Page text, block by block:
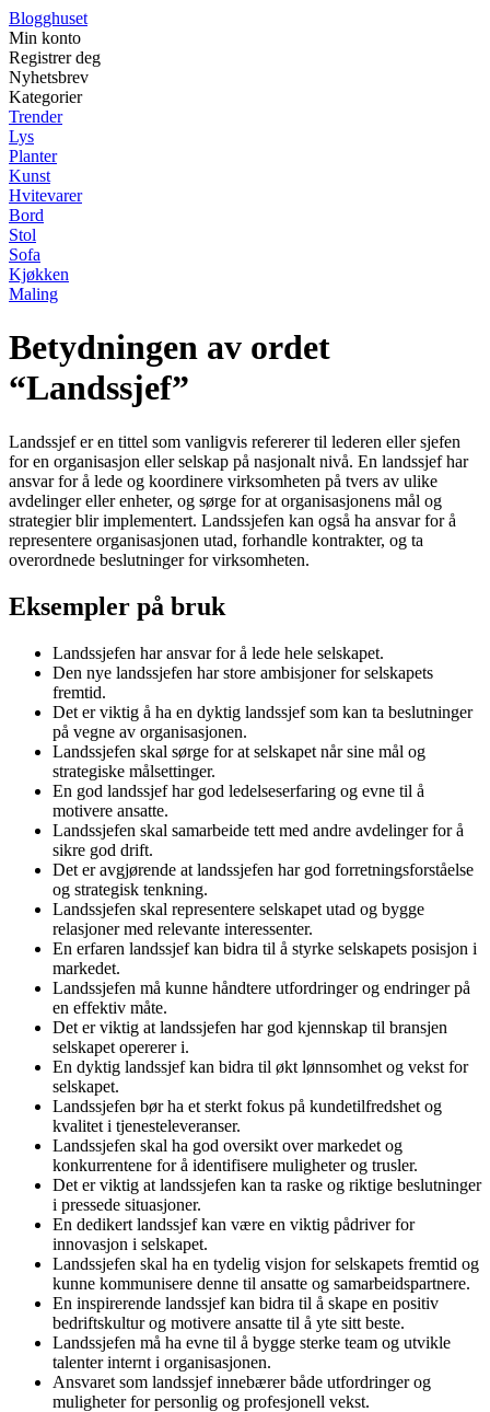
Blogghuset
Min konto
Registrer deg
Nyhetsbrev
Kategorier
Trender
Lys
Planter
Kunst
Hvitevarer
Bord
Stol
Sofa
Kjøkken
Maling
Betydningen av ordet
“Landssjef”
Landssjef er en tittel som vanligvis refererer til lederen eller sjefen
for en organisasjon eller selskap på nasjonalt nivå. En landssjef har
ansvar for å lede og koordinere virksomheten på tvers av ulike
avdelinger eller enheter, og sørge for at organisasjonens mål og
strategier blir implementert. Landssjefen kan også ha ansvar for å
representere organisasjonen utad, forhandle kontrakter, og ta
overordnede beslutninger for virksomheten.
Eksempler på bruk
Landssjefen har ansvar for å lede hele selskapet.
Den nye landssjefen har store ambisjoner for selskapets
fremtid.
Det er viktig å ha en dyktig landssjef som kan ta beslutninger
på vegne av organisasjonen.
Landssjefen skal sørge for at selskapet når sine mål og
strategiske målsettinger.
En god landssjef har god ledelseserfaring og evne til å
motivere ansatte.
Landssjefen skal samarbeide tett med andre avdelinger for å
sikre god drift.
Det er avgjørende at landssjefen har god forretningsforståelse
og strategisk tenkning.
Landssjefen skal representere selskapet utad og bygge
relasjoner med relevante interessenter.
En erfaren landssjef kan bidra til å styrke selskapets posisjon i
markedet.
Landssjefen må kunne håndtere utfordringer og endringer på
en effektiv måte.
Det er viktig at landssjefen har god kjennskap til bransjen
selskapet opererer i.
En dyktig landssjef kan bidra til økt lønnsomhet og vekst for
selskapet.
Landssjefen bør ha et sterkt fokus på kundetilfredshet og
kvalitet i tjenesteleveranser.
Landssjefen skal ha god oversikt over markedet og
konkurrentene for å identifisere muligheter og trusler.
Det er viktig at landssjefen kan ta raske og riktige beslutninger
i pressede situasjoner.
En dedikert landssjef kan være en viktig pådriver for
innovasjon i selskapet.
Landssjefen skal ha en tydelig visjon for selskapets fremtid og
kunne kommunisere denne til ansatte og samarbeidspartnere.
En inspirerende landssjef kan bidra til å skape en positiv
bedriftskultur og motivere ansatte til å yte sitt beste.
Landssjefen må ha evne til å bygge sterke team og utvikle
talenter internt i organisasjonen.
Ansvaret som landssjef innebærer både utfordringer og
muligheter for personlig og profesjonell vekst.